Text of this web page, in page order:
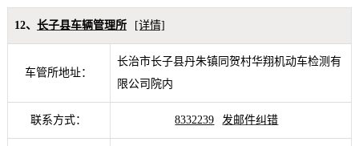
12、 长子县车辆管理所 [详情]
车管所地址：
长治市长子县丹朱镇同贺村华翔机动车检测有
限公司院内
联系方式： 8332239 发邮件纠错